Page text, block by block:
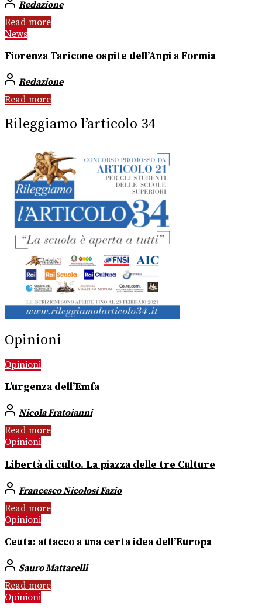
Redazione
Read more
News
Fiorenza Taricone ospite dell’Anpi a Formia
Redazione
Read more
Rileggiamo l’articolo 34
Opinioni
Opinioni
L’urgenza dell’Emfa
Nicola Fratoianni
Read more
Opinioni
Libertà di culto. La piazza delle tre Culture
Francesco Nicolosi Fazio
Read more
Opinioni
Ceuta: attacco a una certa idea dell’Europa
Sauro Mattarelli
Read more
Opinioni